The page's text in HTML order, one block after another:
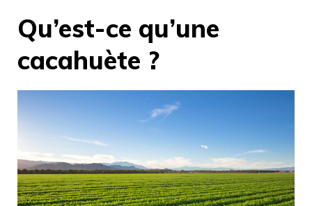
Qu’est-ce qu’une
cacahuète ?